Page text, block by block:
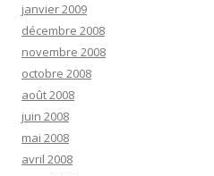
janvier 2009
décembre 2008
novembre 2008
octobre 2008
août 2008
juin 2008
mai 2008
avril 2008